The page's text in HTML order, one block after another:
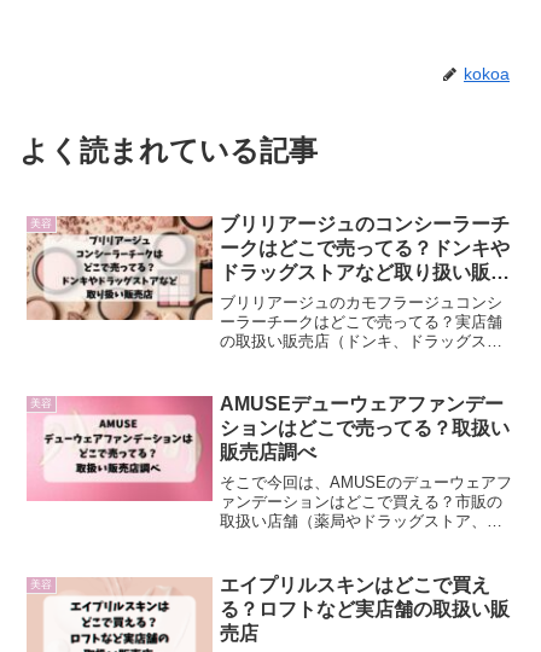
kokoa
よく読まれている記事
美容
ブリリアージュのコンシーラーチ
ークはどこで売ってる？ドンキや
ドラッグストアなど取り扱い販売
店
ブリリアージュのカモフラージュコンシ
ーラーチークはどこで売ってる？実店舗
の取扱い販売店（ドンキ、ドラッグスト
美容
AMUSEデューウェアファンデー
ションはどこで売ってる？取扱い
販売店調べ
そこで今回は、AMUSEのデューウェアフ
ァンデーションはどこで買える？市販の
取扱い店舗（薬局やドラッグストア、ド
美容
エイプリルスキンはどこで買え
る？ロフトなど実店舗の取扱い販
売店